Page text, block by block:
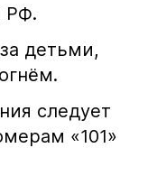
РФ.
детьми,
следует
«101»